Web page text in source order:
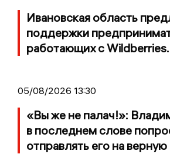
Ивановская область
поддержки
работающих с
05/08/2026 13:30
«Вы же не палач!»:
в последнем слове
отправлять его на